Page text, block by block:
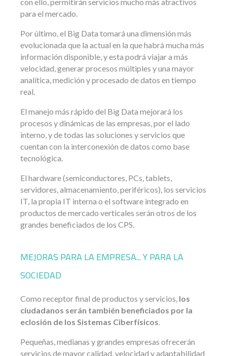
con ello, permitirán servicios mucho más atractivos
para el mercado.
Por último, el Big Data tomará una dimensión más
evolucionada que la actual en la que habrá mucha más
información disponible, y esta podrá viajar a más
velocidad, generar procesos múltiples y una mayor
analítica, medición y procesado de datos en tiempo
real.
El manejo más rápido del Big Data mejorará los
procesos y dinámicas de las empresas, por el lado
interno, y de todas las soluciones y servicios que
cuentan con la interconexión de datos como base
tecnológica.
El hardware (semiconductores, PCs, tablets,
servidores, almacenamiento, periféricos), los servicios
IT, la propia IT interna o el software integrado en
productos de mercado verticales serán otros de los
grandes beneficiados de los CPS.
MEJORAS PARA LA EMPRESA... Y PARA LA
SOCIEDAD
Como receptor final de productos y servicios, los
ciudadanos serán también beneficiados por la
eclosión de los Sistemas Ciberfísicos.
Pequeñas, medianas y grandes empresas ofrecerán
servicios de mayor calidad, velocidad y adaptabilidad